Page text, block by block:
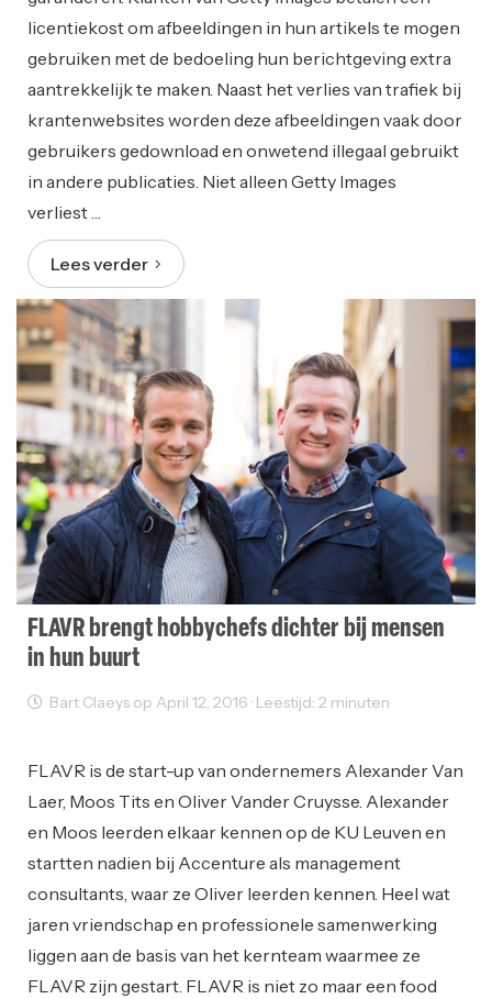
licentiekost om afbeeldingen in hun artikels te mogen
gebruiken met de bedoeling hun berichtgeving extra
aantrekkelijk te maken. Naast het verlies van trafiek bij
krantenwebsites worden deze afbeeldingen vaak door
gebruikers gedownload en onwetend illegaal gebruikt
in andere publicaties. Niet alleen Getty Images
verliest …
Lees verder
FLAVR brengt hobbychefs dichter bij mensen
in hun buurt
Bart Claeys op April 12, 2016 · Leestijd: 2 minuten
FLAVR is de start-up van ondernemers Alexander Van
Laer, Moos Tits en Oliver Vander Cruysse. Alexander
en Moos leerden elkaar kennen op de KU Leuven en
startten nadien bij Accenture als management
consultants, waar ze Oliver leerden kennen. Heel wat
jaren vriendschap en professionele samenwerking
liggen aan de basis van het kernteam waarmee ze
FLAVR zijn gestart. FLAVR is niet zo maar een food